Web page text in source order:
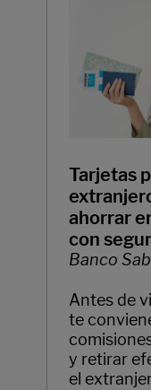
Tarjetas
ahorrar
con
Banco
Antes de
te
y retirar
el